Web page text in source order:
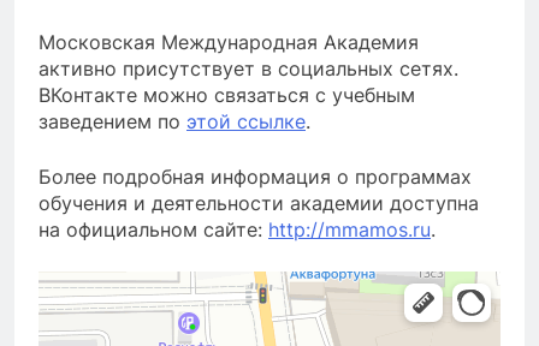
Московская Международная Академия
активно присутствует в социальных сетях.
ВКонтакте можно связаться с учебным
заведением по этой ссылке.
Более подробная информация о программах
обучения и деятельности академии доступна
на официальном сайте: http://mmamos.ru.